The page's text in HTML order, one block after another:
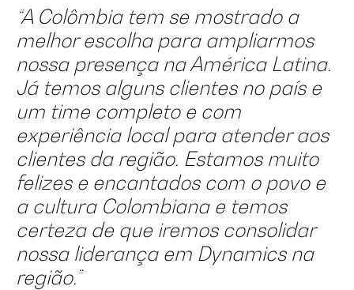
“A Colômbia tem se mostrado a
melhor escolha para ampliarmos
nossa presença na América Latina.
Já temos alguns clientes no país e
um time completo e com
experiência local para atender aos
clientes da região. Estamos muito
felizes e encantados com o povo e
a cultura Colombiana e temos
certeza de que iremos consolidar
nossa liderança em Dynamics na
região.”